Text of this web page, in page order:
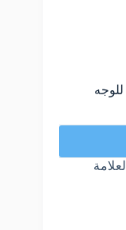
العلامة